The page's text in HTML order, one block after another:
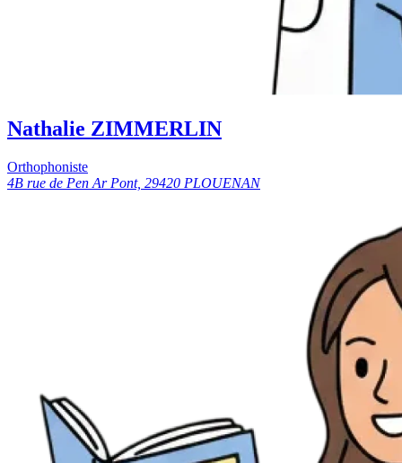
Nathalie ZIMMERLIN
Orthophoniste
4B rue de Pen Ar Pont, 29420 PLOUENAN